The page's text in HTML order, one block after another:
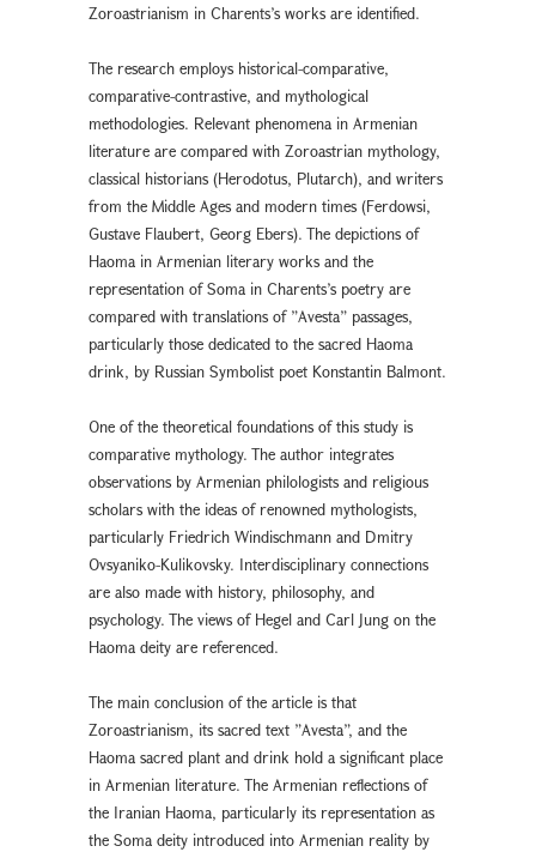
Zoroastrianism in Charents’s works are identified.
The research employs historical-comparative,
comparative-contrastive, and mythological
methodologies. Relevant phenomena in Armenian
literature are compared with Zoroastrian mythology,
classical historians (Herodotus, Plutarch), and writers
from the Middle Ages and modern times (Ferdowsi,
Gustave Flaubert, Georg Ebers). The depictions of
Haoma in Armenian literary works and the
representation of Soma in Charents’s poetry are
compared with translations of ”Avesta” passages,
particularly those dedicated to the sacred Haoma
drink, by Russian Symbolist poet Konstantin Balmont.
One of the theoretical foundations of this study is
comparative mythology. The author integrates
observations by Armenian philologists and religious
scholars with the ideas of renowned mythologists,
particularly Friedrich Windischmann and Dmitry
Ovsyaniko-Kulikovsky. Interdisciplinary connections
are also made with history, philosophy, and
psychology. The views of Hegel and Carl Jung on the
Haoma deity are referenced.
The main conclusion of the article is that
Zoroastrianism, its sacred text ”Avesta”, and the
Haoma sacred plant and drink hold a significant place
in Armenian literature. The Armenian reflections of
the Iranian Haoma, particularly its representation as
the Soma deity introduced into Armenian reality by